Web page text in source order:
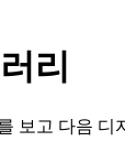
리
보고 다음 디